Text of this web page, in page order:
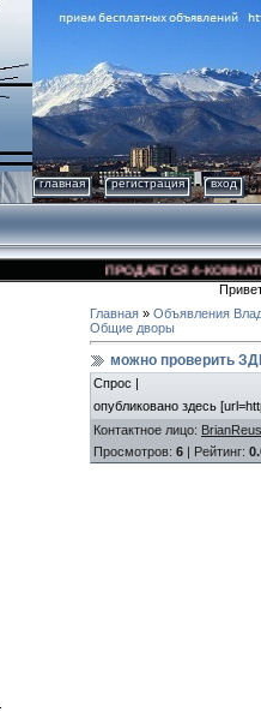
главная регистрация вход
ПРОДАЕТСЯ 4-
Главная » Объявления
Общие дворы
можно проверить
Спрос |
опубликовано здесь
Контактное лицо:
Просмотров: 6 | Рейтинг: